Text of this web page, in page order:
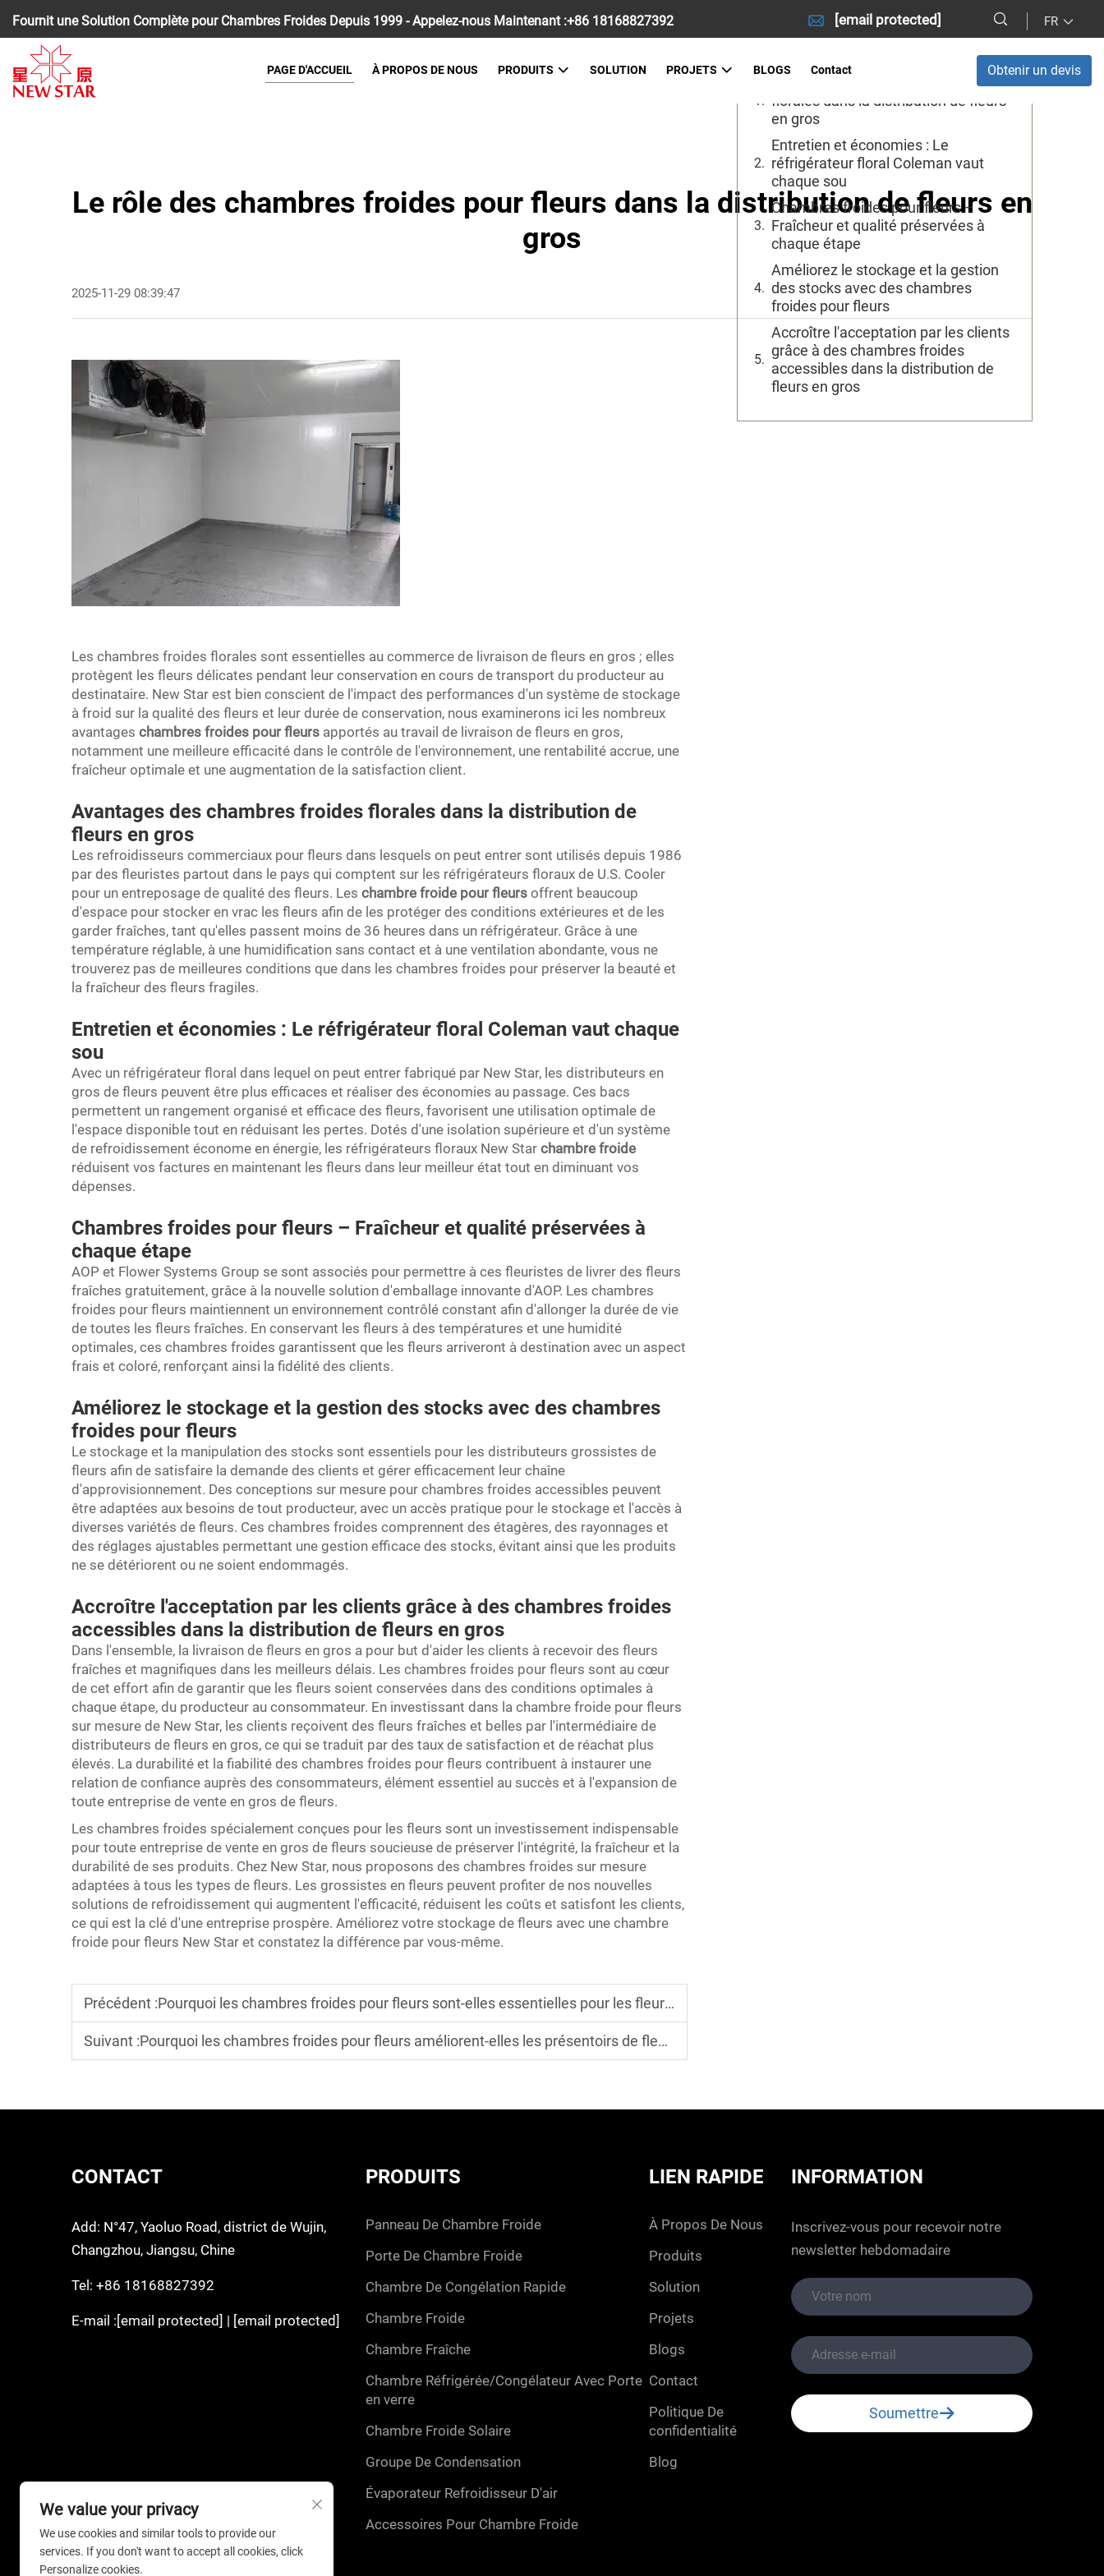
Fournit une Solution Complète pour Chambres Froides Depuis 1999 - Appelez-nous Maintenant :+86 18168827392 [email protected] FR
PAGE D'ACCUEIL À PROPOS DE NOUS PRODUITS SOLUTION PROJETS BLOGS Contact Obtenir un devis
Le rôle des chambres froides pour fleurs dans la distribution de fleurs en
gros
2025-11-29 08:39:47
Les chambres froides florales sont essentielles au commerce de livraison de fleurs en gros ; elles
protègent les fleurs délicates pendant leur conservation en cours de transport du producteur au
destinataire. New Star est bien conscient de l'impact des performances d'un système de stockage
à froid sur la qualité des fleurs et leur durée de conservation, nous examinerons ici les nombreux
avantages chambres froides pour fleurs apportés au travail de livraison de fleurs en gros,
notamment une meilleure efficacité dans le contrôle de l'environnement, une rentabilité accrue, une
fraîcheur optimale et une augmentation de la satisfaction client.
Avantages des chambres froides florales dans la distribution de
fleurs en gros
Les refroidisseurs commerciaux pour fleurs dans lesquels on peut entrer sont utilisés depuis 1986
par des fleuristes partout dans le pays qui comptent sur les réfrigérateurs floraux de U.S. Cooler
pour un entreposage de qualité des fleurs. Les chambre froide pour fleurs offrent beaucoup
d'espace pour stocker en vrac les fleurs afin de les protéger des conditions extérieures et de les
garder fraîches, tant qu'elles passent moins de 36 heures dans un réfrigérateur. Grâce à une
température réglable, à une humidification sans contact et à une ventilation abondante, vous ne
trouverez pas de meilleures conditions que dans les chambres froides pour préserver la beauté et
la fraîcheur des fleurs fragiles.
Entretien et économies : Le réfrigérateur floral Coleman vaut chaque
sou
Avec un réfrigérateur floral dans lequel on peut entrer fabriqué par New Star, les distributeurs en
gros de fleurs peuvent être plus efficaces et réaliser des économies au passage. Ces bacs
permettent un rangement organisé et efficace des fleurs, favorisent une utilisation optimale de
l'espace disponible tout en réduisant les pertes. Dotés d'une isolation supérieure et d'un système
de refroidissement économe en énergie, les réfrigérateurs floraux New Star chambre froide
réduisent vos factures en maintenant les fleurs dans leur meilleur état tout en diminuant vos
dépenses.
Chambres froides pour fleurs – Fraîcheur et qualité préservées à
chaque étape
AOP et Flower Systems Group se sont associés pour permettre à ces fleuristes de livrer des fleurs
fraîches gratuitement, grâce à la nouvelle solution d'emballage innovante d'AOP. Les chambres
froides pour fleurs maintiennent un environnement contrôlé constant afin d'allonger la durée de vie
de toutes les fleurs fraîches. En conservant les fleurs à des températures et une humidité
optimales, ces chambres froides garantissent que les fleurs arriveront à destination avec un aspect
frais et coloré, renforçant ainsi la fidélité des clients.
Améliorez le stockage et la gestion des stocks avec des chambres
froides pour fleurs
Le stockage et la manipulation des stocks sont essentiels pour les distributeurs grossistes de
fleurs afin de satisfaire la demande des clients et gérer efficacement leur chaîne
d'approvisionnement. Des conceptions sur mesure pour chambres froides accessibles peuvent
être adaptées aux besoins de tout producteur, avec un accès pratique pour le stockage et l'accès à
diverses variétés de fleurs. Ces chambres froides comprennent des étagères, des rayonnages et
des réglages ajustables permettant une gestion efficace des stocks, évitant ainsi que les produits
ne se détériorent ou ne soient endommagés.
Accroître l'acceptation par les clients grâce à des chambres froides
accessibles dans la distribution de fleurs en gros
Dans l'ensemble, la livraison de fleurs en gros a pour but d'aider les clients à recevoir des fleurs
fraîches et magnifiques dans les meilleurs délais. Les chambres froides pour fleurs sont au cœur
de cet effort afin de garantir que les fleurs soient conservées dans des conditions optimales à
chaque étape, du producteur au consommateur. En investissant dans la chambre froide pour fleurs
sur mesure de New Star, les clients reçoivent des fleurs fraîches et belles par l'intermédiaire de
distributeurs de fleurs en gros, ce qui se traduit par des taux de satisfaction et de réachat plus
élevés. La durabilité et la fiabilité des chambres froides pour fleurs contribuent à instaurer une
relation de confiance auprès des consommateurs, élément essentiel au succès et à l'expansion de
toute entreprise de vente en gros de fleurs.
Les chambres froides spécialement conçues pour les fleurs sont un investissement indispensable
pour toute entreprise de vente en gros de fleurs soucieuse de préserver l'intégrité, la fraîcheur et la
durabilité de ses produits. Chez New Star, nous proposons des chambres froides sur mesure
adaptées à tous les types de fleurs. Les grossistes en fleurs peuvent profiter de nos nouvelles
solutions de refroidissement qui augmentent l'efficacité, réduisent les coûts et satisfont les clients,
ce qui est la clé d'une entreprise prospère. Améliorez votre stockage de fleurs avec une chambre
froide pour fleurs New Star et constatez la différence par vous-même.
Précédent :Pourquoi les chambres froides pour fleurs sont-elles essentielles pour les fleuristes événementiels
Suivant :Pourquoi les chambres froides pour fleurs améliorent-elles les présentoirs de fleurs en détail ?
Table des Matières
Avantages des chambres froides
florales dans la distribution de fleurs
en gros
Entretien et économies : Le
réfrigérateur floral Coleman vaut
chaque sou
Chambres froides pour fleurs –
Fraîcheur et qualité préservées à
chaque étape
Améliorez le stockage et la gestion
des stocks avec des chambres
froides pour fleurs
Accroître l'acceptation par les clients
grâce à des chambres froides
accessibles dans la distribution de
fleurs en gros
CONTACT
Add: N°47, Yaoluo Road, district de Wujin,
Changzhou, Jiangsu, Chine
Tel: +86 18168827392
E-mail : [email protected] | [email protected]
PRODUITS
panneau de chambre froide
porte de chambre froide
chambre de congélation rapide
chambre froide
chambre fraîche
chambre réfrigérée/congélateur avec porte
en verre
chambre froide solaire
groupe de condensation
évaporateur refroidisseur d'air
accessoires pour chambre froide
LIEN RAPIDE
à propos de nous
produits
solution
projets
blogs
contact
politique de
confidentialité
blog
INFORMATION
Inscrivez-vous pour recevoir notre
newsletter hebdomadaire
Soumettre
We value your privacy
We use cookies and similar tools to provide our
services. If you don't want to accept all cookies, click
Personalize cookies.